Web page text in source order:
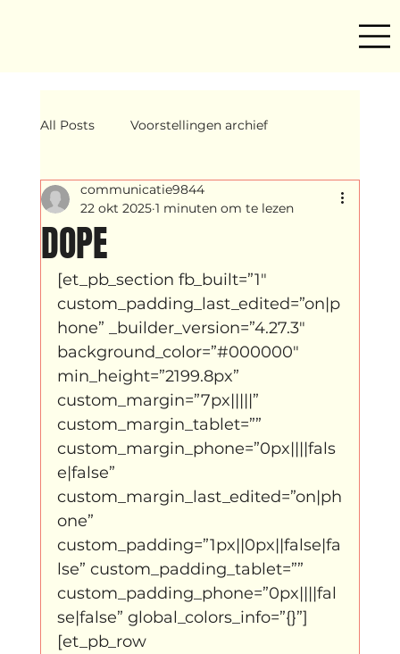
All Posts Voorstellingen archief
Mind ur step Amira
Father Figure Sribi Switi
New makers
Lloyds company Nieuws Power
Voorstellingen
DOPE
communicatie9844
22 okt 2025 1 minuten om te lezen
[et_pb_section fb_built=”1″
custom_padding_last_edited=”on|p
hone” _builder_version=”4.27.3″
background_color=”#000000″
min_height=”2199.8px”
custom_margin=”7px|||||”
custom_margin_tablet=””
custom_margin_phone=”0px||||fals
e|false”
custom_margin_last_edited=”on|ph
one”
custom_padding=”1px||0px||false|fa
lse” custom_padding_tablet=””
custom_padding_phone=”0px||||fal
se|false” global_colors_info=”{}”]
[et_pb_row